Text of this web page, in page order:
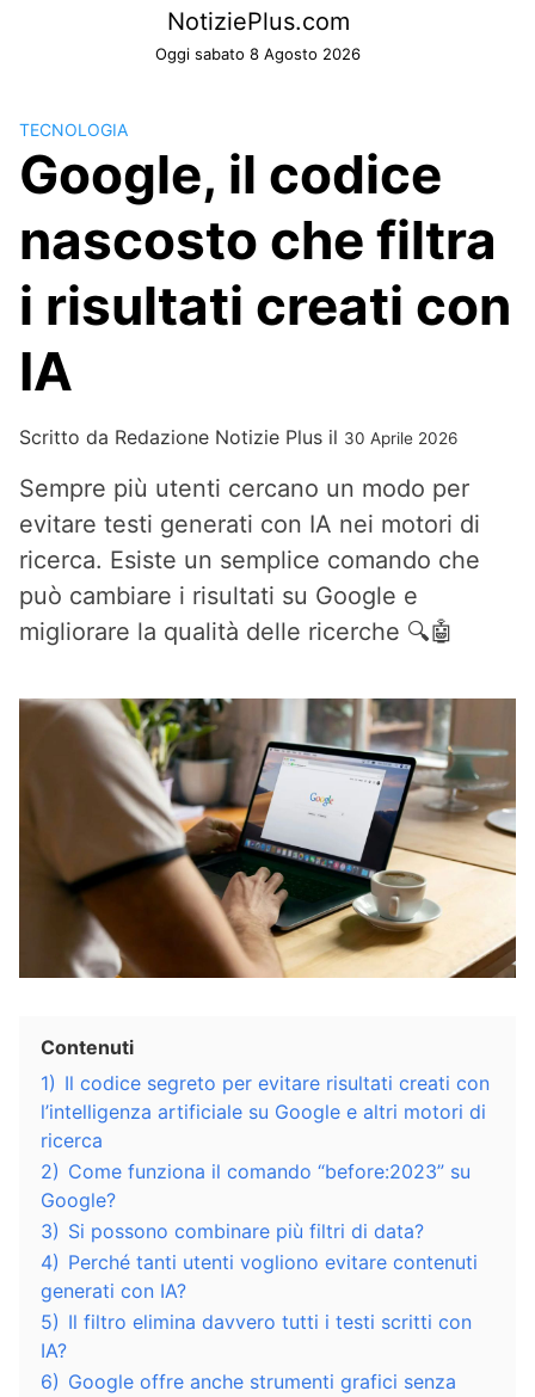
NotiziePlus.com
Oggi sabato 8 Agosto 2026
TECNOLOGIA
Google, il codice
nascosto che filtra
i risultati creati con
IA
Scritto da Redazione Notizie Plus il 30 Aprile 2026
Sempre più utenti cercano un modo per
evitare testi generati con IA nei motori di
ricerca. Esiste un semplice comando che
può cambiare i risultati su Google e
migliorare la qualità delle ricerche 🔍🤖
Contenuti
1) Il codice segreto per evitare risultati creati con
l’intelligenza artificiale su Google e altri motori di
ricerca
2) Come funziona il comando “before:2023” su
Google?
3) Si possono combinare più filtri di data?
4) Perché tanti utenti vogliono evitare contenuti
generati con IA?
5) Il filtro elimina davvero tutti i testi scritti con
IA?
6) Google offre anche strumenti grafici senza